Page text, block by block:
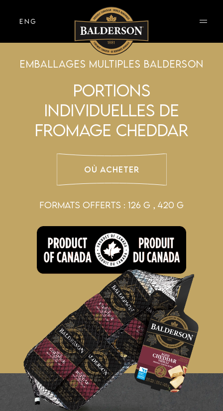
ENG
EMBALLAGES MULTIPLES BALDERSON
PORTIONS
INDIVIDUELLES DE
FROMAGE CHEDDAR
OÙ ACHETER
FORMATS OFFERTS : 126 g , 420 g